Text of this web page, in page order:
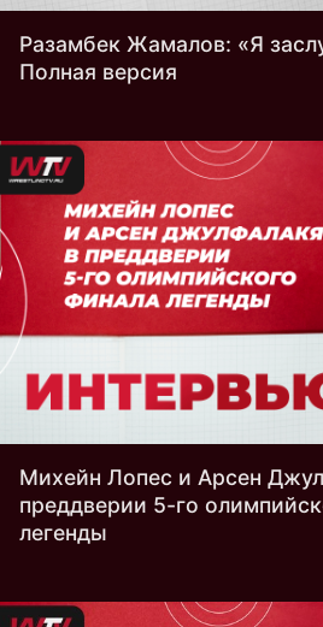
Разамбек Жамалов: «Я
Полная версия
Михейн Лопес и Арсен
преддверии 5-го
легенды